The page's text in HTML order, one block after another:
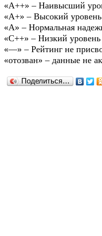
«A++» – Наивысший
«A+» – Высокий
«A» – Нормальная
«С++» – Низкий
«—» – Рейтинг не
«отозван» – данные не
Поделиться…